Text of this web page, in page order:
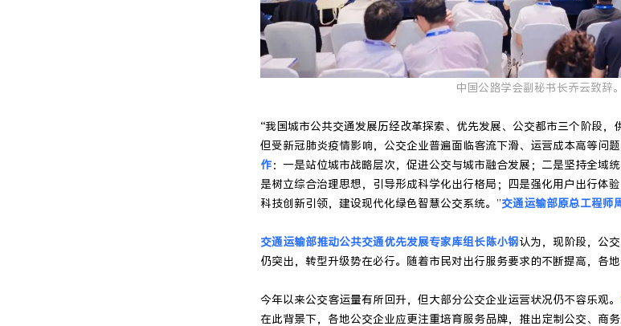
中国公路学会副秘书长乔云致辞。
“我国城市公共交通发展历经改革探索、优先发展、公交都市三个阶段，
但受新冠肺炎疫情影响，公交企业普遍面临客流下滑、运营成本高等问
作：一是站位城市战略层次，促进公交与城市融合发展；二是坚持全域
是树立综合治理思想，引导形成科学化出行格局；四是强化用户出行体
科技创新引领，建设现代化绿色智慧公交系统。”交通运输部原总工程师
交通运输部推动公共交通优先发展专家库组长陈小钢 认为，现阶段，公
仍突出，转型升级势在必行。随着市民对出行服务要求的不断提高，各
今年以来公交客运量有所回升，但大部分公交企业运营状况仍不容乐观。
在此背景下，各地公交企业应更注重培育服务品牌，推出定制公交、商